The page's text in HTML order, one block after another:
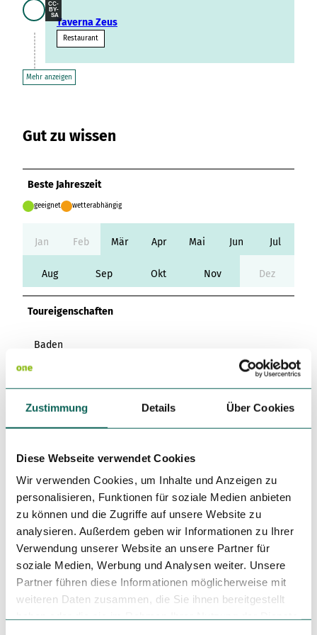
Zustimmung Details Über Cookies
Diese Webseite verwendet Cookies
Wir verwenden Cookies, um Inhalte und Anzeigen zu
personalisieren, Funktionen für soziale Medien anbieten
zu können und die Zugriffe auf unsere Website zu
analysieren. Außerdem geben wir Informationen zu Ihrer
Verwendung unserer Website an unsere Partner für
soziale Medien, Werbung und Analysen weiter. Unsere
Partner führen diese Informationen möglicherweise mit
weiteren Daten zusammen, die Sie ihnen bereitgestellt
CC-
BY-
SA
Taverna Zeus
Restaurant
Mehr anzeigen
Gut zu wissen
Beste Jahreszeit
geeignet wetterabhängig
Jan Feb Mär Apr Mai Jun Jul
Aug Sep Okt Nov Dez
Toureigenschaften
Baden
Fahrradtauglich
Kulturell interessant
Unterkunftsmöglichkeit
Überwiegend sonnig
Autor:in
Dithmarschen Tourismus e.V.